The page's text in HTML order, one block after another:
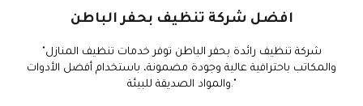
افضل شركة تنظيف بحفر الباطن
شركة تنظيف رائدة بحفر الباطن توفر خدمات تنظيف المنازل
والمكاتب باحترافية عالية وجودة مضمونة، باستخدام أفضل الأدوات
والمواد الصديقة للبيئة."